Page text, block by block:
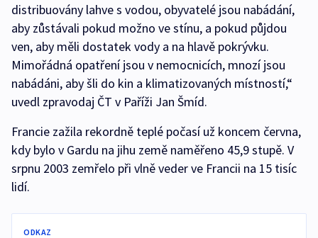
distribuovány lahve s vodou, obyvatelé jsou nabádání,
aby zůstávali pokud možno ve stínu, a pokud půjdou
ven, aby měli dostatek vody a na hlavě pokrývku.
Mimořádná opatření jsou v nemocnicích, mnozí jsou
nabádáni, aby šli do kin a klimatizovaných místností,“
uvedl zpravodaj ČT v Paříži Jan Šmíd.
Francie zažila rekordně teplé počasí už koncem června,
kdy bylo v Gardu na jihu země naměřeno 45,9 stupě. V
srpnu 2003 zemřelo při vlně veder ve Francii na 15 tisíc
lidí.
ODKAZ